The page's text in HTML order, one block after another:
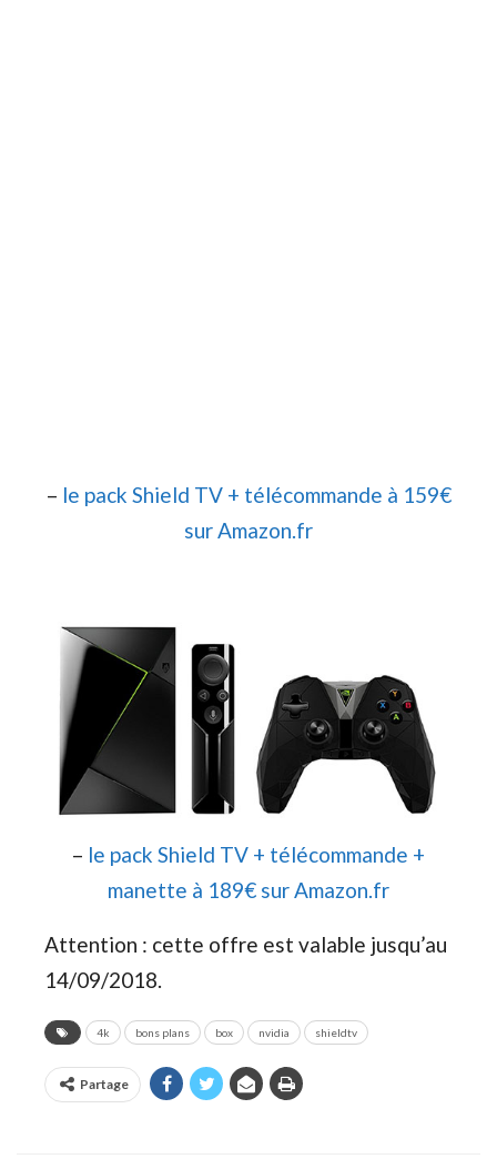
– le pack Shield TV + télécommande à 159€
sur Amazon.fr
– le pack Shield TV + télécommande +
manette à 189€ sur Amazon.fr
Attention : cette offre est valable jusqu’au
14/09/2018.
4k bons plans box nvidia shieldtv
Partage